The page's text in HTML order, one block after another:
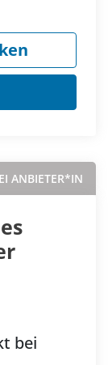
ANBIETER*IN
bei